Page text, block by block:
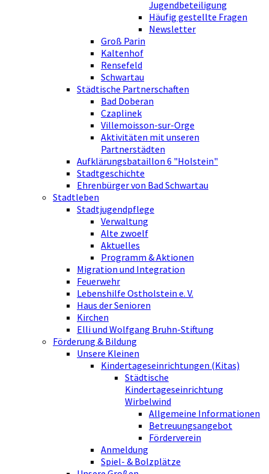
Jugendbeteiligung
Häufig gestellte Fragen
Newsletter
Groß Parin
Kaltenhof
Rensefeld
Schwartau
Städtische Partnerschaften
Bad Doberan
Czaplinek
Villemoisson-sur-Orge
Aktivitäten mit unseren
Partnerstädten
Aufklärungsbataillon 6 "Holstein"
Stadtgeschichte
Ehrenbürger von Bad Schwartau
Stadtleben
Stadtjugendpflege
Verwaltung
Alte zwoelf
Aktuelles
Programm & Aktionen
Migration und Integration
Feuerwehr
Lebenshilfe Ostholstein e. V.
Haus der Senioren
Kirchen
Elli und Wolfgang Bruhn-Stiftung
Förderung & Bildung
Unsere Kleinen
Kindertageseinrichtungen (Kitas)
Städtische
Kindertageseinrichtung
Wirbelwind
Allgemeine Informationen
Betreuungsangebot
Förderverein
Anmeldung
Spiel- & Bolzplätze